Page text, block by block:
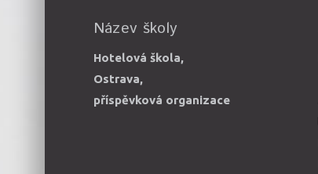
Název školy
Hotelová škola,
Ostrava,
příspěvková organizace